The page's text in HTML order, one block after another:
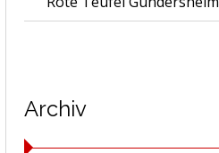
Archiv